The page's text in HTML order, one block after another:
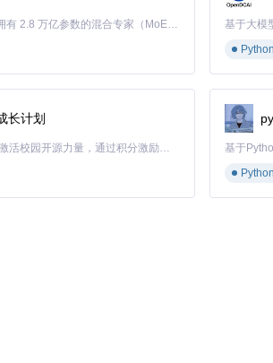
拟环境
响数据质量，以下是基于业务场景的决策指南
决策依据
确定，永续合约需以"-SWAP"结尾
Kimi K3 是Kimi能力最强的模型：这是一个拥有 2.8 万亿参数的混合专家（MoE）模型，具备原生视觉理解能力，并支持 100 万 token 的上下文窗口。
基于大模
Python
长计划
「源启盛夏」暑期校园开发者成长计划旨在激活校园开源力量，通过积分激励、认证扶持、资源倾斜等形式，引导高校组织和开发者完成「入驻 — 建项目 — 做贡献 — 获认证 — 得资源」的完整闭环。无论你是想带领社团入驻平台的组织者，还是希望用代码贡献证明自己的开发者，都能在这里找到属于你的成长路径。
Python